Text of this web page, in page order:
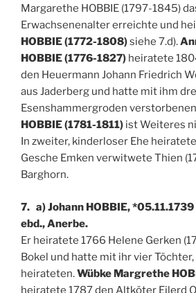
Margarethe HOBBIE (1797-1845)
Erwachsenenalter erreichte und
HOBBIE (1772-1808)siehe 7.d).
HOBBIE (1776-1827) heiratete
den Heuermann Johann Friedrich
aus Jaderberg und hatte mit ihm
Esenshammergroden verstorbenen
HOBBIE (1781-1811) ist Weiteres
In zweiter, kinderloser Ehe
Gesche Emken verwitwete Thien
Barghorn.
7. a) Johann HOBBIE, *05.11.1739
ebd., Anerbe.
Er heiratete 1766 Helene Gerken
Bokel und hatte mit ihr vier Töchter,
heirateten.Wübke Margrethe
heiratete 1787 den Altköter Eilerd